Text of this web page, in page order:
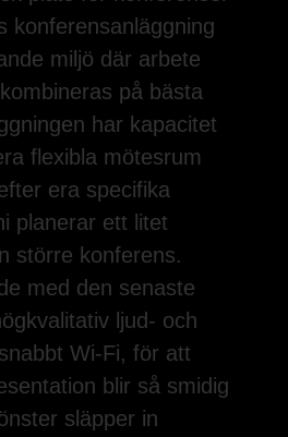
konferensanläggning
miljö där arbete
på bästa
har kapacitet
flexibla mötesrum
era specifika
planerar ett litet
större konferens.
med den senaste
ljud- och
Wi-Fi, för att
blir så smidig
släpper in